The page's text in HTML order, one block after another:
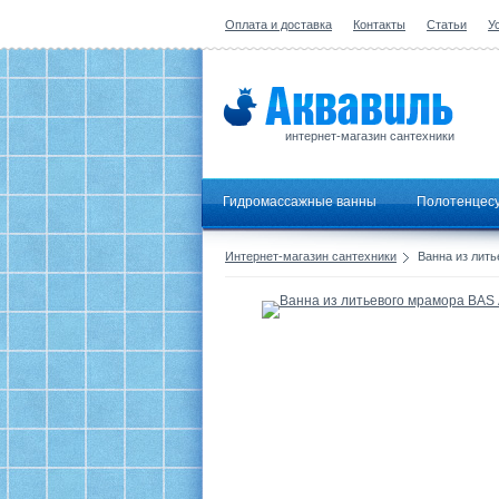
Оплата и доставка Контакты Статьи
интернет-магазин сантехники
Гидромассажные ванны
Интернет-магазин сантехники Ванна из